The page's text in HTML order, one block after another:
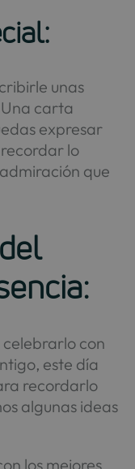
unas
carta
expresar
lo
que
celebrarlo con
este día
recordarlo
algunas ideas
los mejores